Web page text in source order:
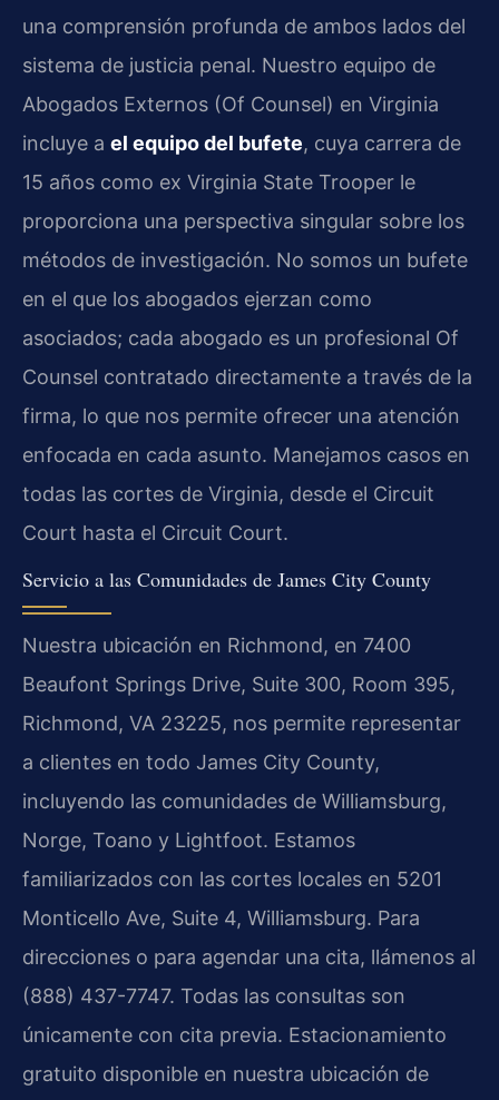
una comprensión profunda de ambos lados del
sistema de justicia penal. Nuestro equipo de
Abogados Externos (Of Counsel) en Virginia
incluye a el equipo del bufete, cuya carrera de
15 años como ex Virginia State Trooper le
proporciona una perspectiva singular sobre los
métodos de investigación. No somos un bufete
en el que los abogados ejerzan como
asociados; cada abogado es un profesional Of
Counsel contratado directamente a través de la
firma, lo que nos permite ofrecer una atención
enfocada en cada asunto. Manejamos casos en
todas las cortes de Virginia, desde el Circuit
Court hasta el Circuit Court.
Servicio a las Comunidades de James City County
Nuestra ubicación en Richmond, en 7400
Beaufont Springs Drive, Suite 300, Room 395,
Richmond, VA 23225, nos permite representar
a clientes en todo James City County,
incluyendo las comunidades de Williamsburg,
Norge, Toano y Lightfoot. Estamos
familiarizados con las cortes locales en 5201
Monticello Ave, Suite 4, Williamsburg. Para
direcciones o para agendar una cita, llámenos al
(888) 437-7747. Todas las consultas son
únicamente con cita previa. Estacionamiento
gratuito disponible en nuestra ubicación de